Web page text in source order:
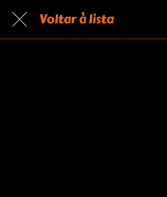
Voltar à lista